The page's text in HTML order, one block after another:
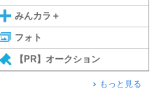
みんカラ＋
フォト
【PR】オークション
もっと見る